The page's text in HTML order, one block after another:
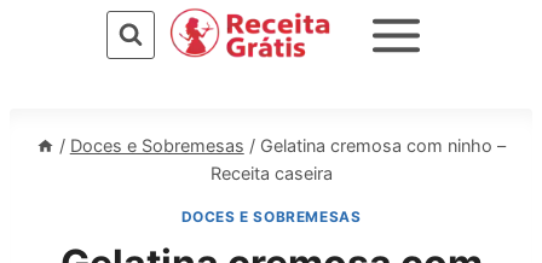
/ Doces e Sobremesas / Gelatina cremosa com ninho –
Receita caseira
DOCES E SOBREMESAS